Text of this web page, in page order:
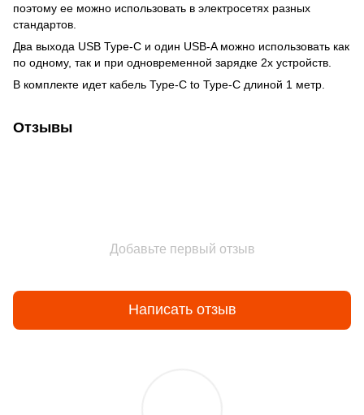
поэтому ее можно использовать в электросетях разных
стандартов.
Два выхода USB Type-C и один USB-A можно использовать как
по одному, так и при одновременной зарядке 2х устройств.
В комплекте идет кабель Type-C to Type-C длиной 1 метр.
Отзывы
Добавьте первый отзыв
Написать отзыв